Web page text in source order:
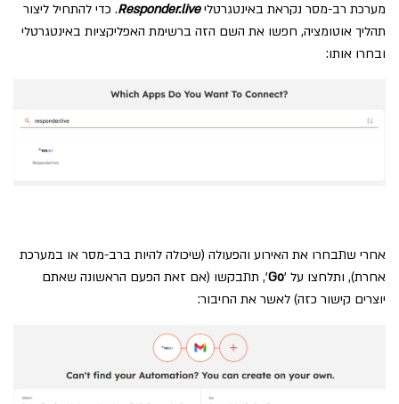
מערכת רב-מסר נקראת באינטגרטליResponder.live. כדי להתחיל ליצור
תהליך אוטומציה, חפשו את השם הזה ברשימת האפליקציות באינטגרטלי
ובחרו אותו:
אחרי שתבחרו את האירוע והפעולה (שיכולה להיות ברב-מסר או במערכת
אחרת), ותלחצו על 'Go', תתבקשו (אם זאת הפעם הראשונה שאתם
יוצרים קישור כזה) לאשר את החיבור: